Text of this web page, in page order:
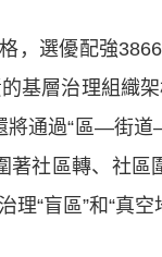
選優配強
層治理組織
將通過“區—街
社區轉、社區
“盲區”和“真空